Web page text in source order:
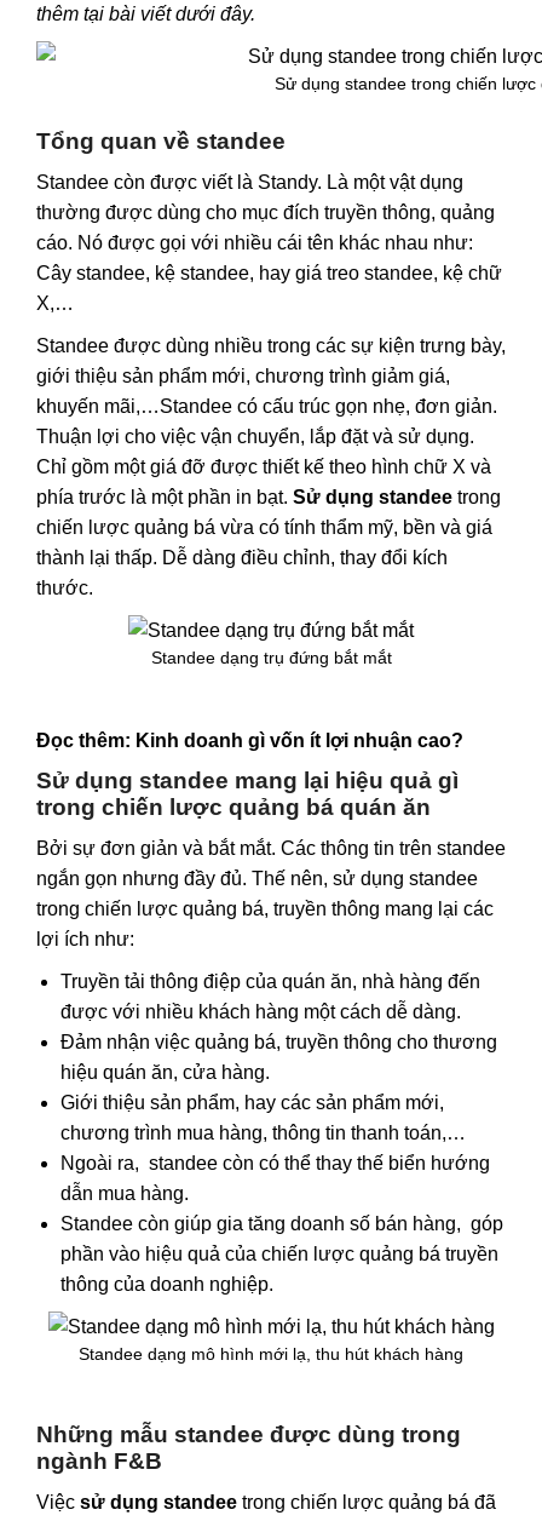
thêm tại bài viết dưới đây.
Sử dụng standee trong chiến
Tổng quan về standee
Standee còn được viết là Standy. Là một vật dụng
thường được dùng cho mục đích truyền thông, quảng
cáo. Nó được gọi với nhiều cái tên khác nhau như:
Cây standee, kệ standee, hay giá treo standee, kệ chữ
X,…
Standee được dùng nhiều trong các sự kiện trưng bày,
giới thiệu sản phẩm mới, chương trình giảm giá,
khuyến mãi,…Standee có cấu trúc gọn nhẹ, đơn giản.
Thuận lợi cho việc vận chuyển, lắp đặt và sử dụng.
Chỉ gồm một giá đỡ được thiết kế theo hình chữ X và
phía trước là một phần in bạt. Sử dụng standee trong
chiến lược quảng bá vừa có tính thẩm mỹ, bền và giá
thành lại thấp. Dễ dàng điều chỉnh, thay đổi kích
thước.
Standee dạng trụ đứng bắt mắt
Đọc thêm: Kinh doanh gì vốn ít lợi nhuận cao?
Sử dụng standee mang lại hiệu quả gì
trong chiến lược quảng bá quán ăn
Bởi sự đơn giản và bắt mắt. Các thông tin trên standee
ngắn gọn nhưng đầy đủ. Thế nên, sử dụng standee
trong chiến lược quảng bá, truyền thông mang lại các
lợi ích như:
Truyền tải thông điệp của quán ăn, nhà hàng đến
được với nhiều khách hàng một cách dễ dàng.
Đảm nhận việc quảng bá, truyền thông cho thương
hiệu quán ăn, cửa hàng.
Giới thiệu sản phẩm, hay các sản phẩm mới,
chương trình mua hàng, thông tin thanh toán,…
Ngoài ra, standee còn có thể thay thế biển hướng
dẫn mua hàng.
Standee còn giúp gia tăng doanh số bán hàng, góp
phần vào hiệu quả của chiến lược quảng bá truyền
thông của doanh nghiệp.
Standee dạng mô hình mới lạ, thu hút khách hàng
Những mẫu standee được dùng trong
ngành F&B
Việc sử dụng standee trong chiến lược quảng bá đã